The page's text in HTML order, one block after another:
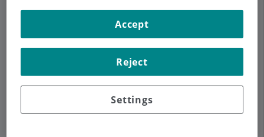
Día Mundial de la Alimentación
XIII Jornada del dolor(junio 2023)
6 Jornada Atención Multidisciplinar en Oncología
(mayo 2023)
¿Cómo puede afectar la eyaculación precoz en la
Settings
Reject
Accept